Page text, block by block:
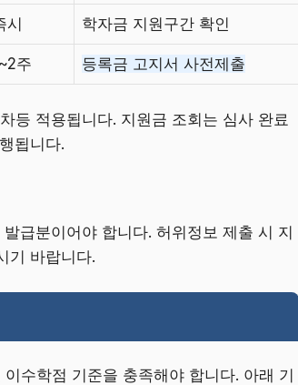
시 학자금 지원구간 확인
주 등록금 고지서 사전제출
등 적용됩니다. 지원금 조회는 심사 완료
됩니다.
급분이어야 합니다. 허위정보 제출 시 지
기 바랍니다.
수학점 기준을 충족해야 합니다. 아래 기